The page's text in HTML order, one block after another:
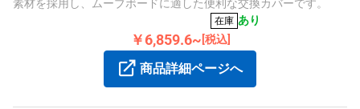
素材を採用し、ムーブボードに適した便利な交換カバーです。
在庫 あり
￥6,859.6~ [税込]
商品詳細ページへ